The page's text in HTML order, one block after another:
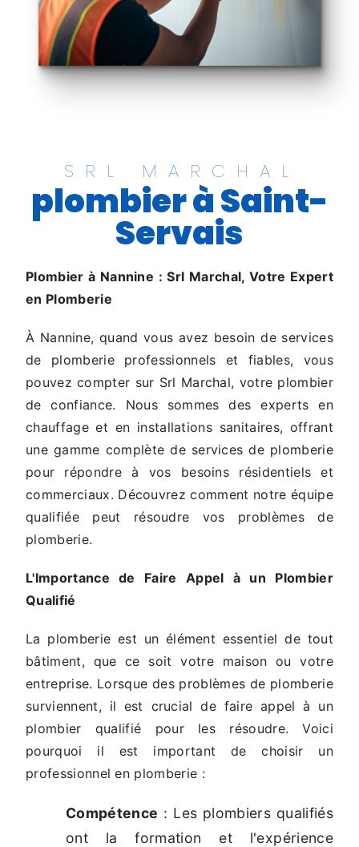
SRL MARCHAL
plombier à Saint-
Servais
Plombier à Nannine : Srl Marchal, Votre Expert
en Plomberie
À Nannine, quand vous avez besoin de services
de plomberie professionnels et fiables, vous
pouvez compter sur Srl Marchal, votre plombier
de confiance. Nous sommes des experts en
chauffage et en installations sanitaires, offrant
une gamme complète de services de plomberie
pour répondre à vos besoins résidentiels et
commerciaux. Découvrez comment notre équipe
qualifiée peut résoudre vos problèmes de
plomberie.
L'Importance de Faire Appel à un Plombier
Qualifié
La plomberie est un élément essentiel de tout
bâtiment, que ce soit votre maison ou votre
entreprise. Lorsque des problèmes de plomberie
surviennent, il est crucial de faire appel à un
plombier qualifié pour les résoudre. Voici
pourquoi il est important de choisir un
professionnel en plomberie :
Compétence : Les plombiers qualifiés
ont la formation et l'expérience